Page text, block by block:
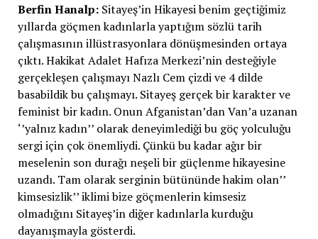
Berfin Hanalp: Sitayeş’in Hikayesi benim geçtiğimiz
yıllarda göçmen kadınlarla yaptığım sözlü tarih
çalışmasının illüstrasyonlara dönüşmesinden ortaya
çıktı. Hakikat Adalet Hafıza Merkezi’nin desteğiyle
gerçekleşen çalışmayı Nazlı Cem çizdi ve 4 dilde
basabildik bu çalışmayı. Sitayeş gerçek bir karakter ve
feminist bir kadın. Onun Afganistan’dan Van’a uzanan
‘’yalnız kadın’’ olarak deneyimlediği bu göç yolculuğu
sergi için çok önemliydi. Çünkü bu kadar ağır bir
meselenin son durağı neşeli bir güçlenme hikayesine
uzandı. Tam olarak serginin bütününde hakim olan’’
kimsesizlik’’ iklimi bize göçmenlerin kimsesiz
olmadığını Sitayeş’in diğer kadınlarla kurduğu
dayanışmayla gösterdi.